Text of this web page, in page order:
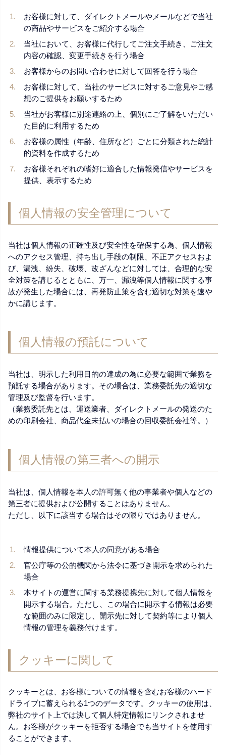
お客様に対して、ダイレクトメールやメールなどで当社
の商品やサービスをご紹介する場合
当社において、お客様に代行してご注文手続き、ご注文
内容の確認、変更手続きを行う場合
お客様からのお問い合わせに対して回答を行う場合
お客様に対して、当社のサービスに対するご意見やご感
想のご提供をお願いするため
当社がお客様に別途連絡の上、個別にご了解をいただい
た目的に利用するため
お客様の属性（年齢、住所など）ごとに分類された統計
的資料を作成するため
お客様それぞれの嗜好に適合した情報発信やサービスを
提供、表示するため
個人情報の安全管理について
当社は個人情報の正確性及び安全性を確保する為、個人情報
へのアクセス管理、持ち出し手段の制限、不正アクセスおよ
び、漏洩、紛失、破壊、改ざんなどに対しては、合理的な安
全対策を講じるとともに、万一、漏洩等個人情報に関する事
故が発生した場合には、再発防止策を含む適切な対策を速や
かに講じます。
個人情報の預託について
当社は、明示した利用目的の達成の為に必要な範囲で業務を
預託する場合があります。その場合は、業務委託先の適切な
管理及び監督を行います。
（業務委託先とは、運送業者、ダイレクトメールの発送のた
めの印刷会社、商品代金未払いの場合の回収委託会社等。）
個人情報の第三者への開示
当社は、個人情報を本人の許可無く他の事業者や個人などの
第三者に提供および公開することはありません。
ただし、以下に該当する場合はその限りではありません。
情報提供について本人の同意がある場合
官公庁等の公的機関から法令に基づき開示を求められた
場合
本サイトの運営に関する業務提携先に対して個人情報を
開示する場合。ただし、この場合に開示する情報は必要
な範囲のみに限定し、開示先に対して契約等により個人
情報の管理を義務付けます。
クッキーに関して
クッキーとは、お客様についての情報を含むお客様のハード
ドライブに蓄えられる1つのデータです。クッキーの使用は、
弊社のサイト上では決して個人特定情報にリンクされませ
ん。お客様がクッキーを拒否する場合でも当サイトを使用す
ることができます。